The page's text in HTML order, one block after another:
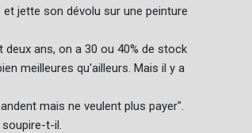
jette son dévolu sur une peinture
ans, on a 30 ou 40% de stock
meilleures qu'ailleurs. Mais il y a
mais ne veulent plus payer".
soupire-t-il.